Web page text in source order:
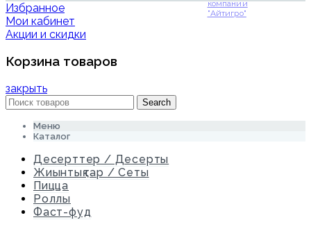
Избранное
Мои кабинет
Акции и скидки
Корзина товаров
закрыть
Search
Меню
Каталог
Десерттер / Десерты
Жиынтықтар / Сеты
Пицца
Роллы
Фаст-фуд